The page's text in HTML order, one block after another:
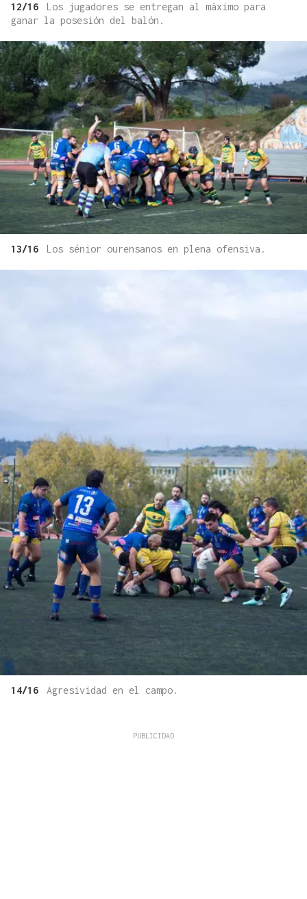
12/16
Los jugadores se entregan al máximo para
ganar la posesión del balón.
13/16 Los sénior ourensanos en plena ofensiva.
14/16 Agresividad en el campo.